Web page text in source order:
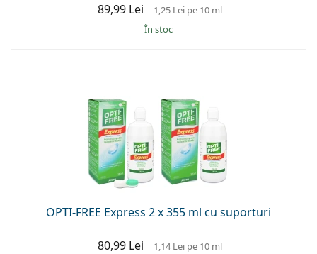
89,99 Lei 1,25 Lei pe 10 ml
În stoc
OPTI-FREE Express 2 x 355 ml cu suporturi
80,99 Lei 1,14 Lei pe 10 ml